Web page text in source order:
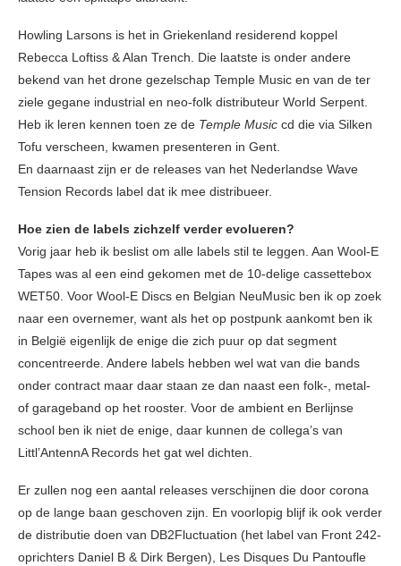
Howling Larsons is het in Griekenland residerend koppel
Rebecca Loftiss & Alan Trench. Die laatste is onder andere
bekend van het drone gezelschap Temple Music en van de ter
ziele gegane industrial en neo-folk distributeur World Serpent.
Heb ik leren kennen toen ze de Temple Music cd die via Silken
Tofu verscheen, kwamen presenteren in Gent.
En daarnaast zijn er de releases van het Nederlandse Wave
Tension Records label dat ik mee distribueer.
Hoe zien de labels zichzelf verder evolueren?
Vorig jaar heb ik beslist om alle labels stil te leggen. Aan Wool-E
Tapes was al een eind gekomen met de 10-delige cassettebox
WET50. Voor Wool-E Discs en Belgian NeuMusic ben ik op zoek
naar een overnemer, want als het op postpunk aankomt ben ik
in België eigenlijk de enige die zich puur op dat segment
concentreerde. Andere labels hebben wel wat van die bands
onder contract maar daar staan ze dan naast een folk-, metal-
of garageband op het rooster. Voor de ambient en Berlijnse
school ben ik niet de enige, daar kunnen de collega’s van
Littl’AntennA Records het gat wel dichten.
Er zullen nog een aantal releases verschijnen die door corona
op de lange baan geschoven zijn. En voorlopig blijf ik ook verder
de distributie doen van DB2Fluctuation (het label van Front 242-
oprichters Daniel B & Dirk Bergen), Les Disques Du Pantoufle